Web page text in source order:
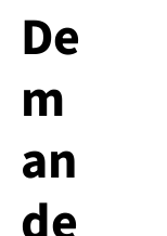
De
m
an